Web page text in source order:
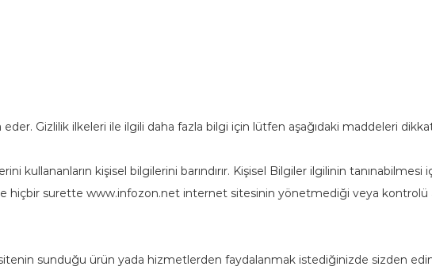
Gizlilik ilkeleri ile ilgili daha fazla bilgi için lütfen aşağıdaki maddeleri
kişisel bilgilerini barındırır. Kişisel Bilgiler ilgilinin tanınabilmesi
hiçbir surette www.infozon.net internet sitesinin yönetmediği veya kontrolü
sunduğu ürün yada hizmetlerden faydalanmak istediğinizde sizden